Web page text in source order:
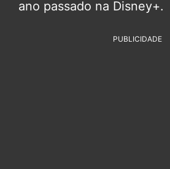
ano passado na Disney+.
PUBLICIDADE